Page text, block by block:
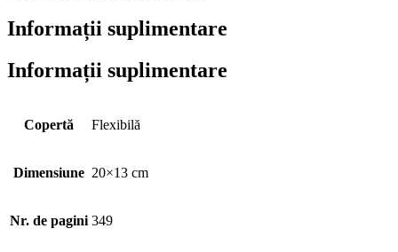
Informații suplimentare
Informații suplimentare
Copertă Flexibilă
Dimensiune 20×13 cm
Nr. de pagini 349